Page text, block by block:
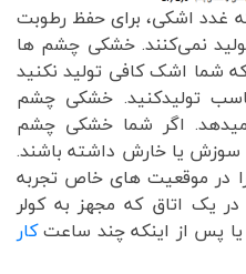
غدد اشکی، برای حفظ رطوبت
نمی‌کنند. خشکی چشم ها
شما اشک کافی تولید نکنید
تولیدکنید. خشکی چشم
اگر شما خشکی چشم
یا خارش داشته باشند.
موقعیت های خاص تجربه
در یک اتاق که مجهز به کولر
پس از اینکه چند ساعتکار